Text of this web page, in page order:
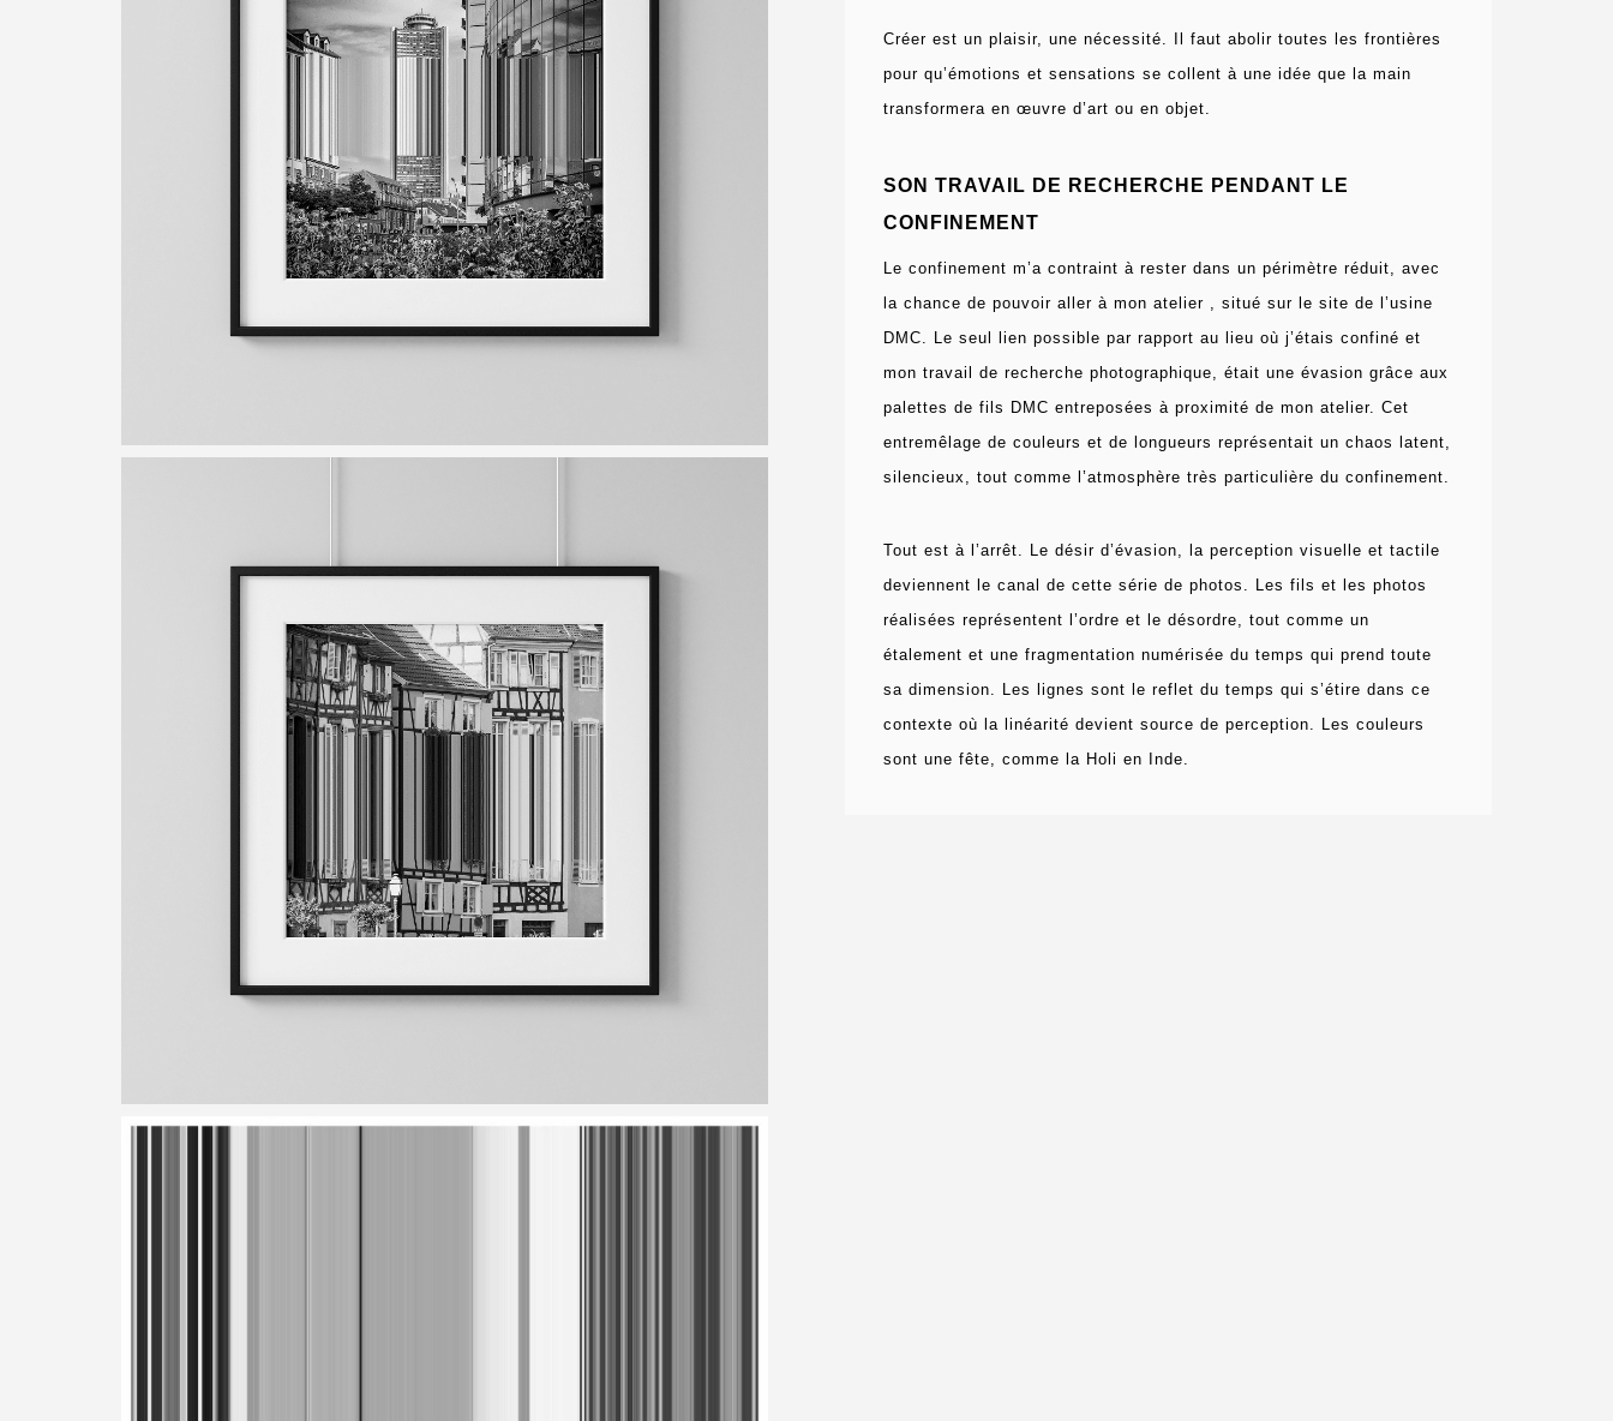
Créer est un plaisir, une nécessité. Il faut abolir toutes les frontières
pour qu’émotions et sensations se collent à une idée que la main
transformera en œuvre d’art ou en objet.
SON TRAVAIL DE RECHERCHE PENDANT LE
CONFINEMENT
Le confinement m’a contraint à rester dans un périmètre réduit, avec
la chance de pouvoir aller à mon atelier , situé sur le site de l’usine
DMC. Le seul lien possible par rapport au lieu où j’étais confiné et
mon travail de recherche photographique, était une évasion grâce aux
palettes de fils DMC entreposées à proximité de mon atelier. Cet
entremêlage de couleurs et de longueurs représentait un chaos latent,
silencieux, tout comme l’atmosphère très particulière du confinement.
Tout est à l’arrêt.
Le désir d’évasion, la perception visuelle et tactile
deviennent le canal de cette série de photos.
Les fils et les photos
réalisées représentent l’ordre et le désordre, tout comme un
étalement et une fragmentation numérisée du temps qui prend toute
sa dimension.
Les lignes sont le reflet du temps qui s’étire dans ce
contexte où la linéarité devient source de perception.
Les couleurs
sont une fête, comme la Holi en Inde.